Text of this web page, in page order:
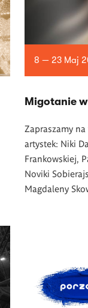
8 — 23 Maj
Migotanie
Zapraszamy
artystek: Niki
Frankowskiej,
Noviki
Magdaleny